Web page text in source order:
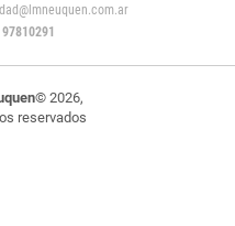
© 2026,
reservados